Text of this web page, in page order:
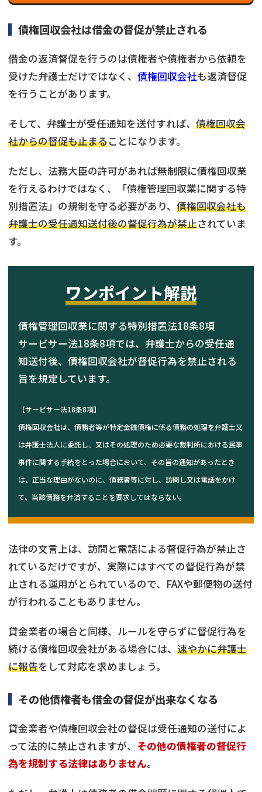
債権回収会社は借金の督促が禁止される
借金の返済督促を行うのは債権者や債権者から依頼を
受けた弁護士だけではなく、 債権回収会社も返済督促
を行うことがあります。
そして、弁護士が受任通知を送付すれば、 債権回収会
社からの督促も止まることになります。
ただし、法務大臣の許可があれば無制限に債権回収業
を行えるわけではなく、「債権管理回収業に関する特
別措置法」の規制を守る必要があり、 債権回収会社も
弁護士の受任通知送付後の督促行為が禁止されていま
す。
ワンポイント解説
債権管理回収業に関する特別措置法18条8項
サービサー法18条8項では、弁護士からの受任通
知送付後、債権回収会社が督促行為を禁止される
旨を規定しています。
【サービサー法18条8項】
債権回収会社は、債務者等が特定金銭債権に係る債務の処理を弁護士又
は弁護士法人に委託し、又はその処理のため必要な裁判所における民事
事件に関する手続をとった場合において、その旨の通知があったとき
は、正当な理由がないのに、債務者等に対し、訪問し又は電話をかけ
て、当該債務を弁済することを要求してはならない。
法律の文言上は、訪問と電話による督促行為が禁止さ
れているだけですが、実際にはすべての督促行為が禁
止される運用がとられているので、FAXや郵便物の送付
が行われることもありません。
貸金業者の場合と同様、ルールを守らずに督促行為を
続ける債権回収会社がある場合には、 速やかに弁護士
に報告をして対応を求めましょう。
その他債権者も借金の督促が出来なくなる
貸金業者や債権回収会社の督促は受任通知の送付によ
って法的に禁止されますが、 その他の債権者の督促行
為を規制する法律はありません。